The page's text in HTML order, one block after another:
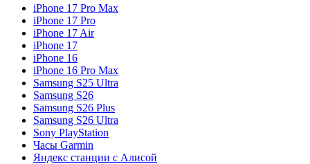
iPhone 17 Pro Max
iPhone 17 Pro
iPhone 17 Air
iPhone 17
iPhone 16
iPhone 16 Pro Max
Samsung S25 Ultra
Samsung S26
Samsung S26 Plus
Samsung S26 Ultra
Sony PlayStation
Часы Garmin
Яндекс станции с Алисой